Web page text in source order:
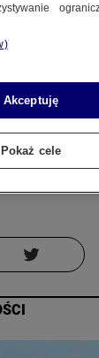
redakcyjnych
o.o. wyraźnie zastrzega,
z o.o. jest zabronione.
materiał
Film
2023, 1:52
Akceptuję
Pokaż cele